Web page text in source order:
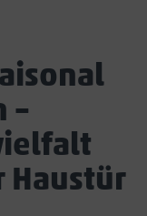
–